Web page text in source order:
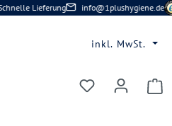
Lieferung info@1plushygiene.de
inkl. MwSt.
Du hast 0